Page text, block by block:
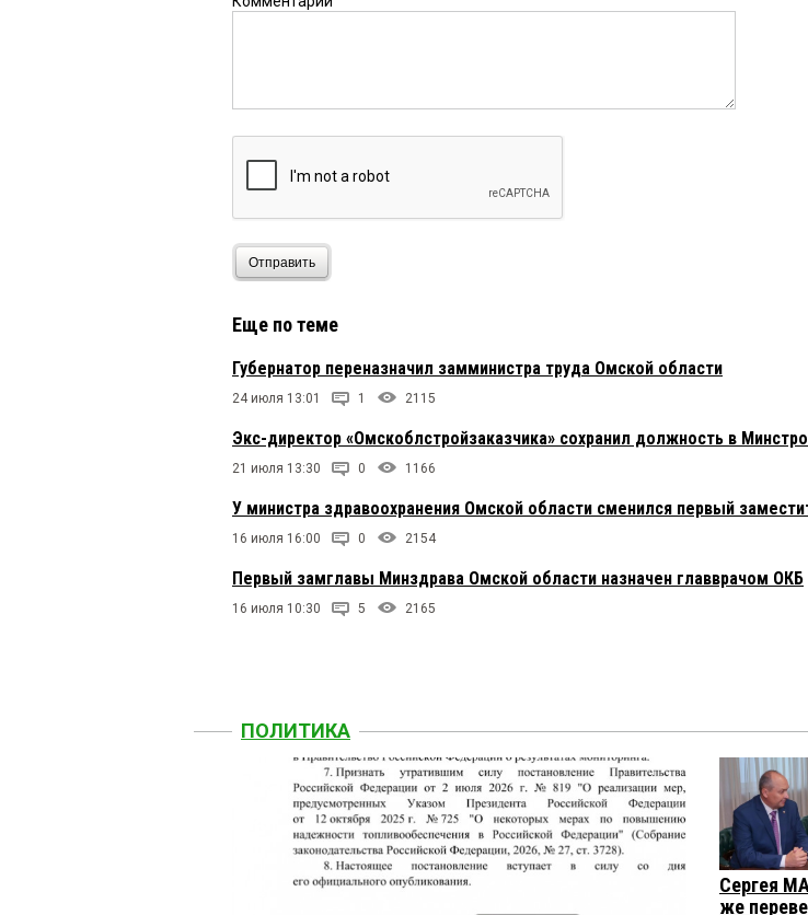
Отправить
Еще по теме
Губернатор переназначил замминистра труда Омской области
24 июля 13:01 1 2115
Экс-директор «Омскоблстройзаказчика» сохранил должность в
21 июля 13:30 0 1166
У министра здравоохранения Омской области сменился первый
16 июля 16:00 0 2154
Первый замглавы Минздрава Омской области назначен главврачом ОКБ
16 июля 10:30 5 2165
ПОЛИТИКА
Сергея
же